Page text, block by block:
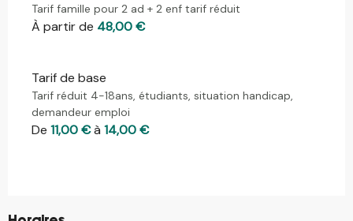
Tarif famille pour 2 ad + 2 enf tarif réduit
À partir de 48,00 €
Tarif de base
Tarif réduit 4-18ans, étudiants, situation handicap,
demandeur emploi
De 11,00 €à 14,00 €